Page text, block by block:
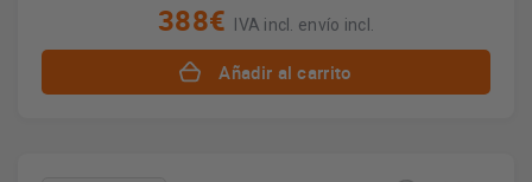
388€ IVA incl. envío incl.
Añadir al carrito